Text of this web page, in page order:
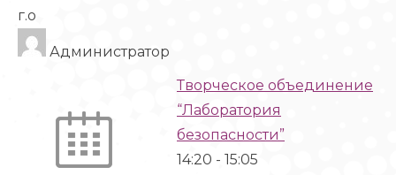
г.о
Администратор
Творческое объединение
“Лаборатория
безопасности”
14:20 - 15:05